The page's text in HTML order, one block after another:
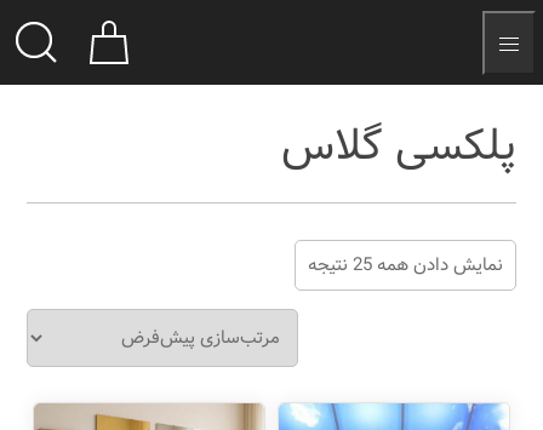
پلکسی گلاس
نمایش دادن همه 25 نتیجه